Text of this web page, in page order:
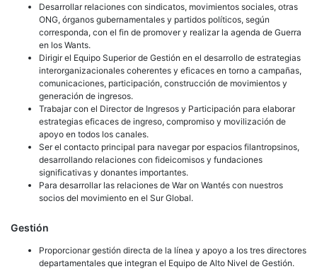
Desarrollar relaciones con sindicatos, movimientos sociales, otras
ONG, órganos gubernamentales y partidos políticos, según
corresponda, con el fin de promover y realizar la agenda de Guerra
en los Wants.
Dirigir el Equipo Superior de Gestión en el desarrollo de estrategias
interorganizacionales coherentes y eficaces en torno a campañas,
comunicaciones, participación, construcción de movimientos y
generación de ingresos.
Trabajar con el Director de Ingresos y Participación para elaborar
estrategias eficaces de ingreso, compromiso y movilización de
apoyo en todos los canales.
Ser el contacto principal para navegar por espacios filantropsinos,
desarrollando relaciones con fideicomisos y fundaciones
significativas y donantes importantes.
Para desarrollar las relaciones de War on Wantés con nuestros
socios del movimiento en el Sur Global.
Gestión
Proporcionar gestión directa de la línea y apoyo a los tres directores
departamentales que integran el Equipo de Alto Nivel de Gestión.